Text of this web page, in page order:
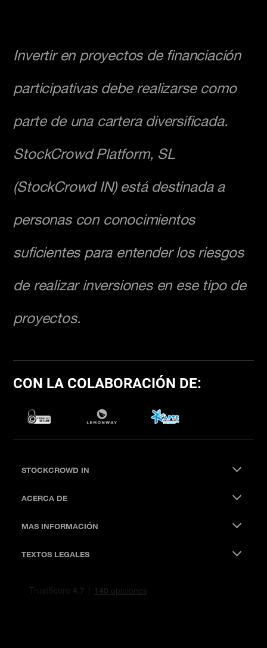
Invertir en proyectos de financiación
participativas debe realizarse como
parte de una cartera diversificada.
StockCrowd Platform, SL
(StockCrowd IN) está destinada a
personas con conocimientos
suficientes para entender los riesgos
de realizar inversiones en ese tipo de
proyectos.
CON LA COLABORACIÓN DE:
STOCKCROWD IN
ACERCA DE
MAS INFORMACIÓN
TEXTOS LEGALES